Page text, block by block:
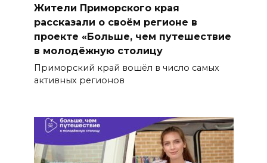
Жители Приморского края
рассказали о своём регионе в
проекте «Больше, чем путешествие
в молодёжную столицу
Приморский край вошёл в число самых
активных регионов